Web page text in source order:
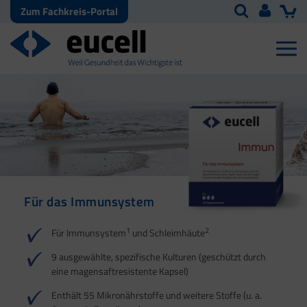
Zum Fachkreis-Portal
Für das Immunsystem
Für Immunsystem1 und Schleimhäute2
9 ausgewählte, spezifische Kulturen (geschützt durch
eine magensaftresistente Kapsel)
Enthält 55 Mikronährstoffe und weitere Stoffe (u. a.
Für Haut, Haare und
4
Für Ihre natürliche